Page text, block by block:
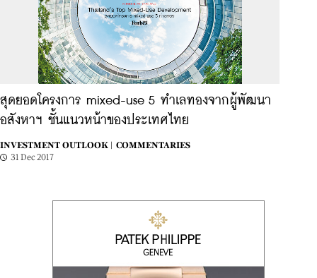
สุดยอดโครงการ mixed-use 5 ทำเลทองจากผู้พัฒนา
อสังหาฯ ชั้นแนวหน้าของประเทศไทย
INVESTMENT OUTLOOK |
COMMENTARIES
31 Dec 2017